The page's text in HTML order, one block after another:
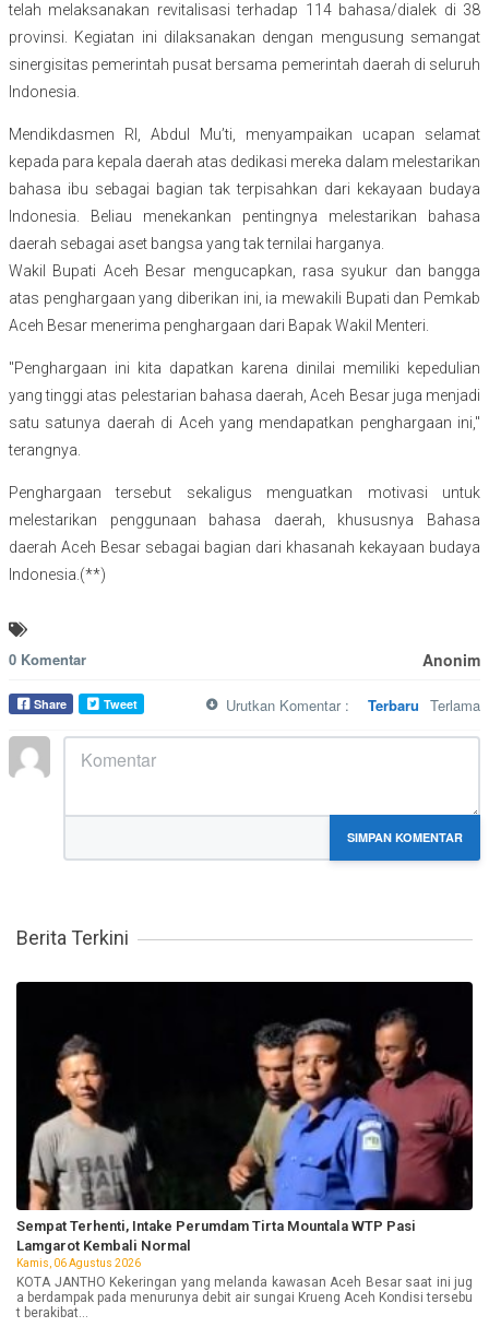
telah melaksanakan revitalisasi terhadap 114 bahasa/dialek di 38
provinsi. Kegiatan ini dilaksanakan dengan mengusung semangat
sinergisitas pemerintah pusat bersama pemerintah daerah di seluruh
Indonesia.
Mendikdasmen RI, Abdul Mu’ti, menyampaikan ucapan selamat
kepada para kepala daerah atas dedikasi mereka dalam melestarikan
bahasa ibu sebagai bagian tak terpisahkan dari kekayaan budaya
Indonesia. Beliau menekankan pentingnya melestarikan bahasa
daerah sebagai aset bangsa yang tak ternilai harganya.
Wakil Bupati Aceh Besar mengucapkan, rasa syukur dan bangga
atas penghargaan yang diberikan ini, ia mewakili Bupati dan Pemkab
Aceh Besar menerima penghargaan dari Bapak Wakil Menteri.
"Penghargaan ini kita dapatkan karena dinilai memiliki kepedulian
yang tinggi atas pelestarian bahasa daerah, Aceh Besar juga menjadi
satu satunya daerah di Aceh yang mendapatkan penghargaan ini,"
terangnya.
Penghargaan tersebut sekaligus menguatkan motivasi untuk
melestarikan penggunaan bahasa daerah, khususnya Bahasa
daerah Aceh Besar sebagai bagian dari khasanah kekayaan budaya
Indonesia.(**)
0 Komentar Anonim
Share Tweet Urutkan Komentar : Terbaru Terlama
SIMPAN KOMENTAR
Berita Terkini
Sempat Terhenti, Intake Perumdam Tirta Mountala WTP Pasi
Lamgarot Kembali Normal
Kamis, 06 Agustus 2026
KOTA JANTHO Kekeringan yang melanda kawasan Aceh Besar saat ini jug
a berdampak pada menurunya debit air sungai Krueng Aceh Kondisi tersebu
t berakibat...